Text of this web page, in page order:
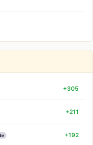
+305
+211
+192